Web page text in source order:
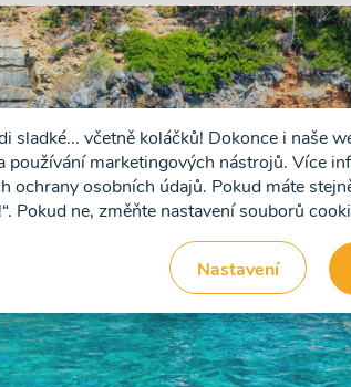
sladké... včetně koláčků! Dokonce i naše
používání marketingových nástrojů. Více
ochrany osobních údajů. Pokud máte
Pokud ne, změňte nastavení souborů
Nastavení